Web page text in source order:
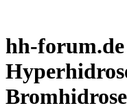
hh-
Bromhidrose